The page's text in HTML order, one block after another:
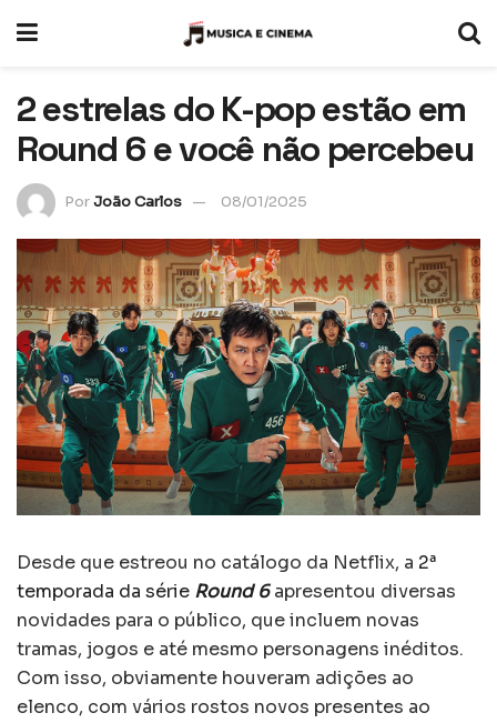
2 estrelas do K-pop estão em
Round 6 e você não percebeu
PorJoão Carlos 08/01/2025
Desde que estreou no catálogo da Netflix, a 2ª
temporada da série Round 6apresentou diversas
novidades para o público, que incluem novas
tramas, jogos e até mesmo personagens inéditos.
Com isso, obviamente houveram adições ao
elenco, com vários rostos novos presentes ao